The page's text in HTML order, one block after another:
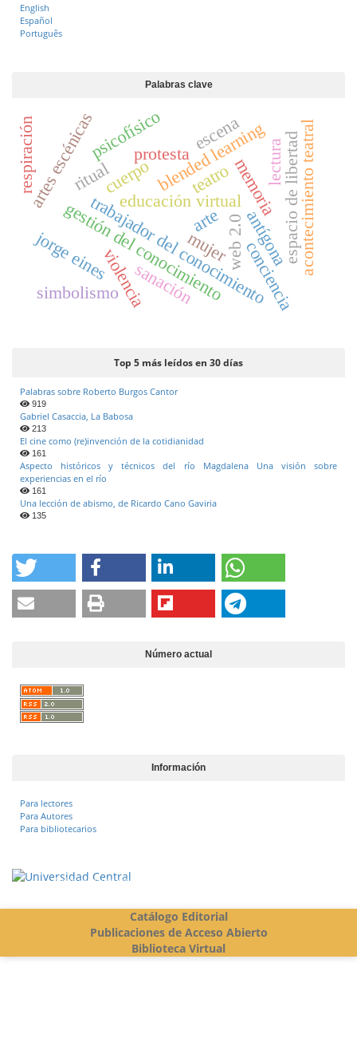
English
Español
Português
Palabras clave
trabajador del conocimiento
educación virtual
web 2.0
blended learning
gestión del conocimiento antígona
mujer
protesta
teatro
violencia
artes escénicas espacio de libertad
jorge eines acontecimiento teatral
memoria
sanación
ritual
respiración psicofísico
conciencia
cuerpo
escena
simbolismo
arte
lectura
Top 5 más leídos en 30 días
Palabras sobre Roberto Burgos Cantor
919
Gabriel Casaccia, La Babosa
213
El cine como (re)invención de la cotidianidad
161
Aspecto históricos y técnicos del río Magdalena Una visión sobre
experiencias en el río
161
Una lección de abismo, de Ricardo Cano Gaviria
135
Número actual
Información
Para lectores
Para Autores
Para bibliotecarios
Vigilada Mineducación
Catálogo Editorial
Publicaciones de Acceso Abierto
Biblioteca Virtual